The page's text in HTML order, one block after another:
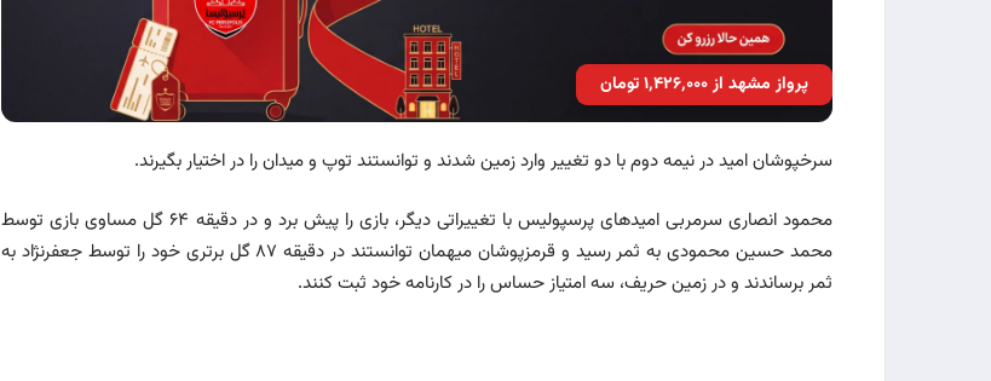
پرواز مشهد از ۱٬۴۲۶٬۰۰۰ تومان
سرخپوشان امید در نیمه دوم با دو تغییر وارد زمین شدند و توانستند توپ و میدان را در اختیار بگیرند.
محمود انصاری سرمربی امیدهای پرسپولیس با تغییراتی دیگر، بازی را پیش برد و در دقیقه ۶۴ گل مساوی بازی توسط
محمد حسین محمودی به ثمر رسید و قرمزپوشان میهمان توانستند در دقیقه ۸۷ گل برتری خود را توسط جعفرنژاد به
ثمر برساندند و در زمین حریف، سه امتیاز حساس را در کارنامه خود ثبت کنند.